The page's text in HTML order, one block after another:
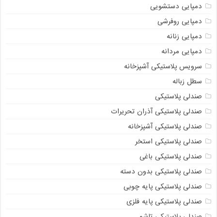
دمپایی دستشویی
دمپایی روفرشی
دمپایی زنانه
دمپایی مردانه
سرویس پلاستیکی آشپزخانه
سطل زباله
صندلی پلاستیکی
صندلی پلاستیکی آذران تحریرات
صندلی پلاستیکی آشپزخانه
صندلی پلاستیکی استخر
صندلی پلاستیکی باغی
صندلی پلاستیکی بدون دسته
صندلی پلاستیکی پایه چوبی
صندلی پلاستیکی پایه فلزی